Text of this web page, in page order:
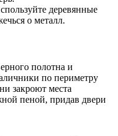
деревянные
о металл.
полотна и
по периметру
закроют места
пеной, придав двери